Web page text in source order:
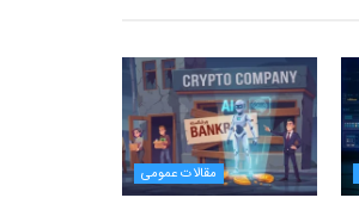
مقالات عمومی